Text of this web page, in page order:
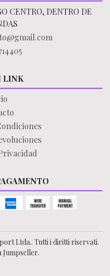
CENTRO, DENTRO DE
LINK
Ltda.. Tutti i diritti riservati.
Jumpseller.